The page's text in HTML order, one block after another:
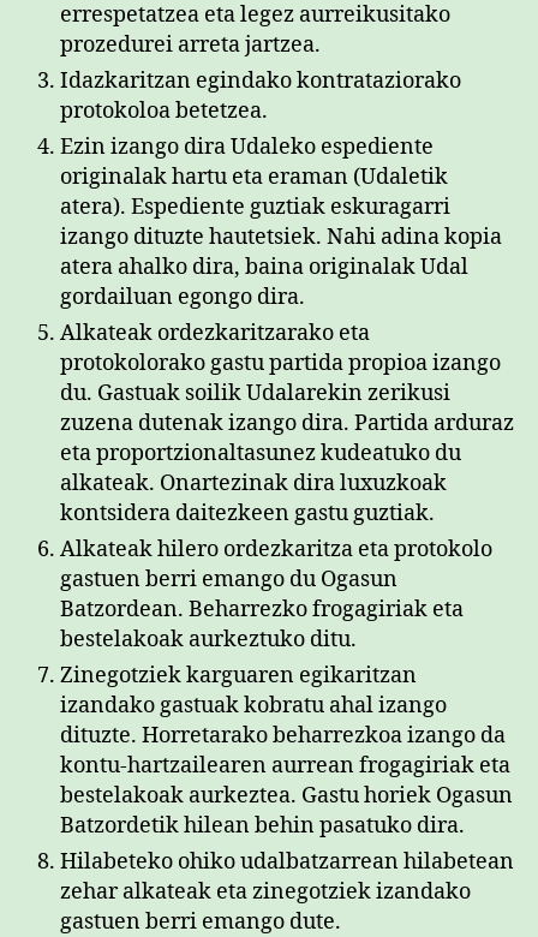
errespetatzea eta legez aurreikusitako
prozedurei arreta jartzea.
Idazkaritzan egindako kontrataziorako
protokoloa betetzea.
Ezin izango dira Udaleko espediente
originalak hartu eta eraman (Udaletik
atera). Espediente guztiak eskuragarri
izango dituzte hautetsiek. Nahi adina kopia
atera ahalko dira, baina originalak Udal
gordailuan egongo dira.
Alkateak ordezkaritzarako eta
protokolorako gastu partida propioa izango
du. Gastuak soilik Udalarekin zerikusi
zuzena dutenak izango dira. Partida arduraz
eta proportzionaltasunez kudeatuko du
alkateak. Onartezinak dira luxuzkoak
kontsidera daitezkeen gastu guztiak.
Alkateak hilero ordezkaritza eta protokolo
gastuen berri emango du Ogasun
Batzordean. Beharrezko frogagiriak eta
bestelakoak aurkeztuko ditu.
Zinegotziek karguaren egikaritzan
izandako gastuak kobratu ahal izango
dituzte. Horretarako beharrezkoa izango da
kontu-hartzailearen aurrean frogagiriak eta
bestelakoak aurkeztea. Gastu horiek Ogasun
Batzordetik hilean behin pasatuko dira.
Hilabeteko ohiko udalbatzarrean hilabetean
zehar alkateak eta zinegotziek izandako
gastuen berri emango dute.